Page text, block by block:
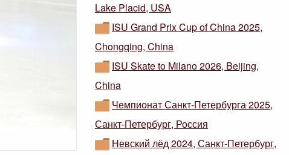
Lake Placid, USA
ISU Grand Prix Cup of China 2025,
Chongqing, China
ISU Skate to Milano 2026, Beijing,
China
Чемпионат Санкт-Петербурга 2025,
Санкт-Петербург, Россия
Невский лёд 2024, Санкт-Петербург,